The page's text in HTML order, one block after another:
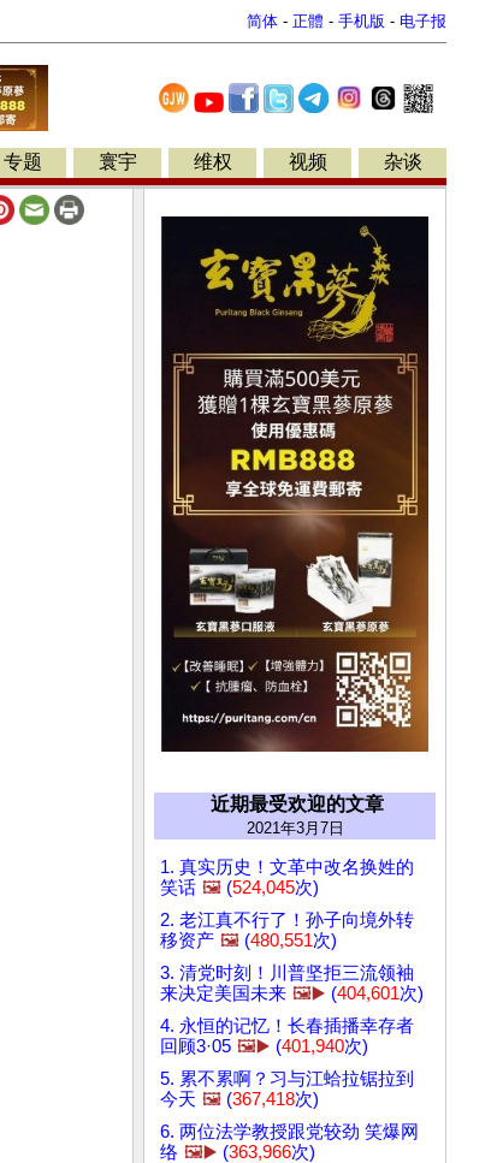
简体 - 正體 - 手机版 - 电子报
专题 寰宇 维权 视频 杂谈
近期最受欢迎的文章
2021年3月7日
1. 真实历史！文革中改名换姓的
笑话 🖼️ (524,045次)
2. 老江真不行了！孙子向境外转
移资产 🖼️ (480,551次)
3. 清党时刻！川普坚拒三流领袖
来决定美国未来 🖼️▶️ (404,601次)
4. 永恒的记忆！长春插播幸存者
回顾3·05 🖼️▶️ (401,940次)
5. 累不累啊？习与江蛤拉锯拉到
今天 🖼️ (367,418次)
6. 两位法学教授跟党较劲 笑爆网
络 🖼️▶️ (363,966次)